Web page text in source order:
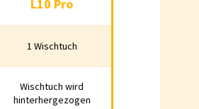
1 Wischtuch
Wischtuch wird
L10 Pro
1 Wischtuch
Wischtuch wird
hinterhergezogen